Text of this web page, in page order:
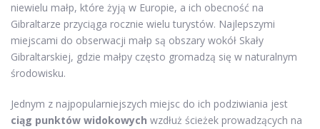
niewielu małp, które żyją w Europie, a ich obecność na
Gibraltarze przyciąga rocznie wielu turystów. Najlepszymi
miejscami do obserwacji małp są obszary wokół Skały
Gibraltarskiej, gdzie małpy często gromadzą się w naturalnym
środowisku.
Jednym z najpopularniejszych miejsc do ich podziwiania jest
ciąg punktów widokowych wzdłuż ścieżek prowadzących na